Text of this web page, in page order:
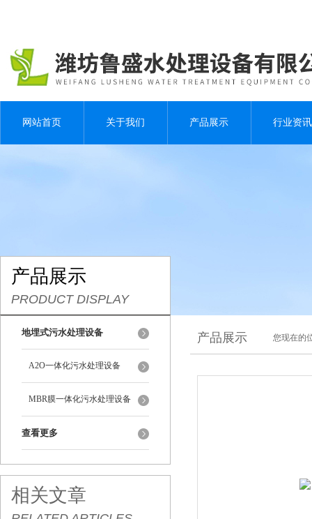
网站首页 关于我们 产品展示 行业资讯
产品展示
PRODUCT DISPLAY
地埋式污水处理设备
A2O一体化污水处理设备
MBR膜一体化污水处理设备
查看更多
相关文章
产品展示 您现在的